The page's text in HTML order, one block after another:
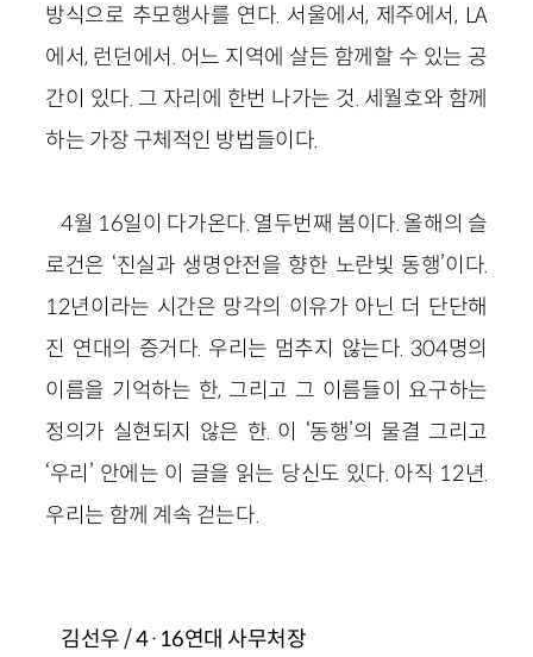
방식으로 추모행사를 연다. 서울에서, 제주에서, LA
에서, 런던에서. 어느 지역에 살든 함께할 수 있는 공
간이 있다. 그 자리에 한번 나가는 것. 세월호와 함께
하는 가장 구체적인 방법들이다.
4월 16일이 다가온다. 열두번째 봄이다. 올해의 슬
로건은 ‘진실과 생명안전을 향한 노란빛 동행’이다.
12년이라는 시간은 망각의 이유가 아닌 더 단단해
진 연대의 증거다. 우리는 멈추지 않는다. 304명의
이름을 기억하는 한, 그리고 그 이름들이 요구하는
정의가 실현되지 않은 한. 이 ‘동행’의 물결 그리고
‘우리’ 안에는 이 글을 읽는 당신도 있다. 아직 12년.
우리는 함께 계속 걷는다.
김선우 / 4·16연대 사무처장